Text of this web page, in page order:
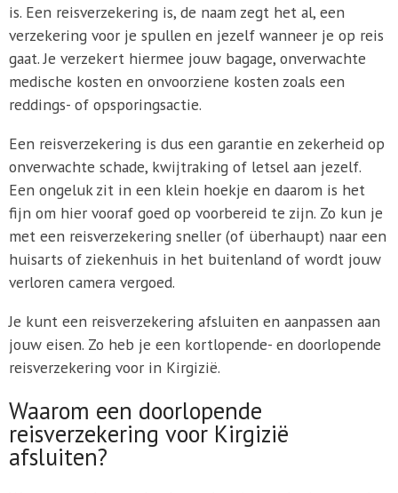
is. Een reisverzekering is, de naam zegt het al, een
verzekering voor je spullen en jezelf wanneer je op reis
gaat. Je verzekert hiermee jouw bagage, onverwachte
medische kosten en onvoorziene kosten zoals een
reddings- of opsporingsactie.
Een reisverzekering is dus een garantie en zekerheid op
onverwachte schade, kwijtraking of letsel aan jezelf.
Een ongeluk zit in een klein hoekje en daarom is het
fijn om hier vooraf goed op voorbereid te zijn. Zo kun je
met een reisverzekering sneller (of überhaupt) naar een
huisarts of ziekenhuis in het buitenland of wordt jouw
verloren camera vergoed.
Je kunt een reisverzekering afsluiten en aanpassen aan
jouw eisen. Zo heb je een kortlopende- en doorlopende
reisverzekering voor in Kirgizië.
Waarom een doorlopende
reisverzekering voor Kirgizië
afsluiten?